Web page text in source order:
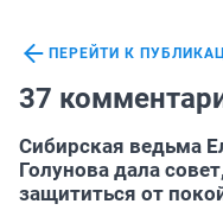
ПЕРЕЙТИ К
37
Сибирская ведьма
Голунова дала
защититься от